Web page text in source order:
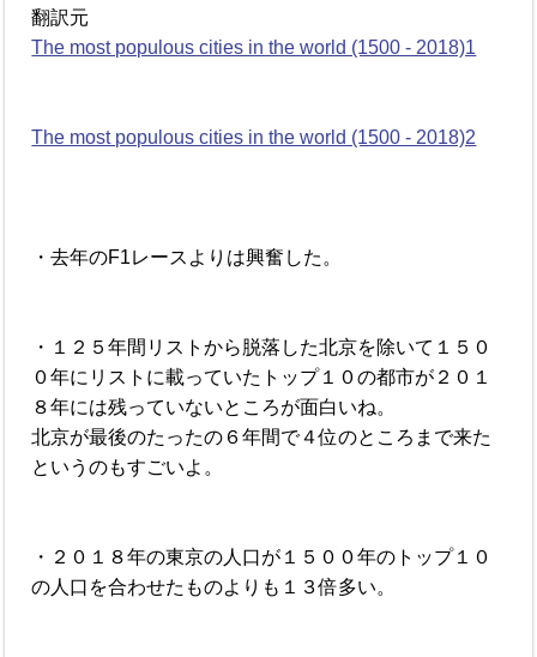
翻訳元
The most populous cities in the world (1500 - 2018)1
The most populous cities in the world (1500 - 2018)2
・去年のF1レースよりは興奮した。
・１２５年間リストから脱落した北京を除いて１５０
０年にリストに載っていたトップ１０の都市が２０１
８年には残っていないところが面白いね。
北京が最後のたったの６年間で４位のところまで来た
というのもすごいよ。
・２０１８年の東京の人口が１５００年のトップ１０
の人口を合わせたものよりも１３倍多い。